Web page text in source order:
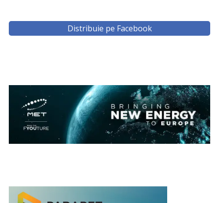
Distribuie pe Facebook